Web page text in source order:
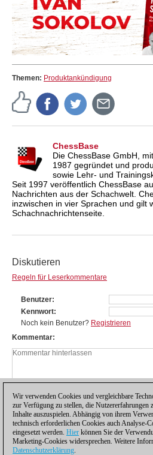
Themen: Produktankündigung
ChessBase
Die ChessBase GmbH,
1987 gegründet und
sowie Lehr- und
Seit 1997 veröffentlich ChessBase
Nachrichten aus der Schachwelt.
inzwischen in vier Sprachen und gilt
Schachnachrichtenseite.
Diskutieren
Regeln für Leserkommentare
Benutzer
Kennwort
Noch kein Benutzer? Registrieren
Kommentar
Wir verwenden Cookies und vergleichbare
zur Verfügung zu stellen, die Nutzererfahrungen
Inhalte auszuspielen. Abhängig von ihrem
technisch erforderlichen Cookies auch Analyse-
eingesetzt werden. Hier können Sie der
Marketing-Cookies widersprechen. Weitere
Datenschutzerklärung.